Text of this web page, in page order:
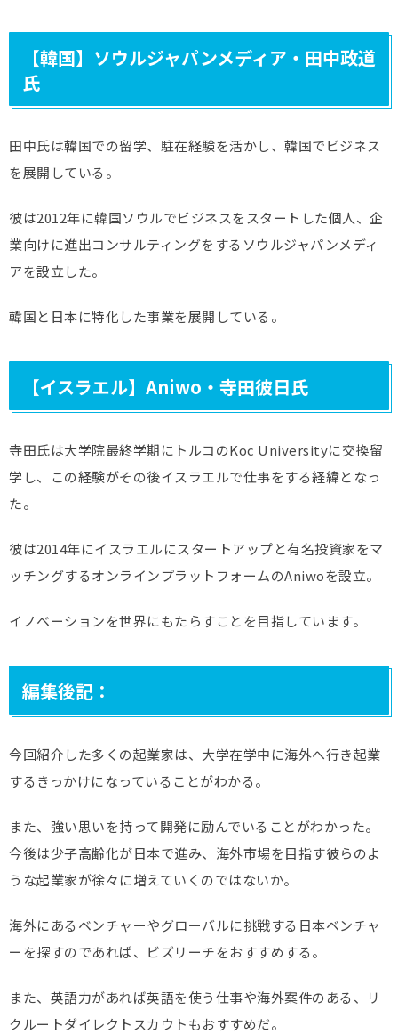
【韓国】ソウルジャパンメディア・田中政道
氏
田中氏は韓国での留学、駐在経験を活かし、韓国でビジネス
を展開している。
彼は2012年に韓国ソウルでビジネスをスタートした個人、企
業向けに進出コンサルティングをするソウルジャパンメディ
アを設立した。
韓国と日本に特化した事業を展開している。
【イスラエル】Aniwo・寺田彼日氏
寺田氏は大学院最終学期にトルコのKoc Universityに交換留
学し、この経験がその後イスラエルで仕事をする経緯となっ
た。
彼は2014年にイスラエルにスタートアップと有名投資家をマ
ッチングするオンラインプラットフォームのAniwoを設立。
イノベーションを世界にもたらすことを目指しています。
編集後記：
今回紹介した多くの起業家は、大学在学中に海外へ行き起業
するきっかけになっていることがわかる。
また、強い思いを持って開発に励んでいることがわかった。
今後は少子高齢化が日本で進み、海外市場を目指す彼らのよ
うな起業家が徐々に増えていくのではないか。
海外にあるベンチャーやグローバルに挑戦する日本ベンチャ
ーを探すのであれば、ビズリーチをおすすめする。
また、英語力があれば英語を使う仕事や海外案件のある、リ
クルートダイレクトスカウトもおすすめだ。